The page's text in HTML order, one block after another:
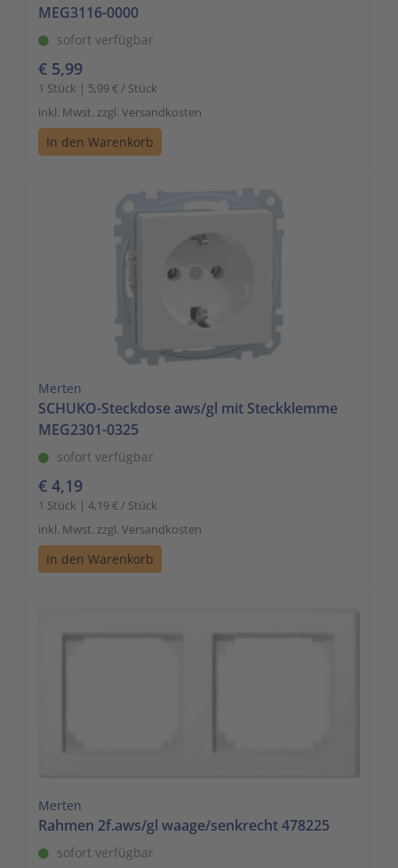
MEG3116-0000
sofort verfügbar
€ 5,99
1 Stück | 5,99 € / Stück
inkl. Mwst. zzgl. Versandkosten
In den Warenkorb
Merten
SCHUKO-Steckdose aws/gl mit Steckklemme
MEG2301-0325
sofort verfügbar
€ 4,19
1 Stück | 4,19 € / Stück
inkl. Mwst. zzgl. Versandkosten
In den Warenkorb
Merten
Rahmen 2f.aws/gl waage/senkrecht 478225
sofort verfügbar